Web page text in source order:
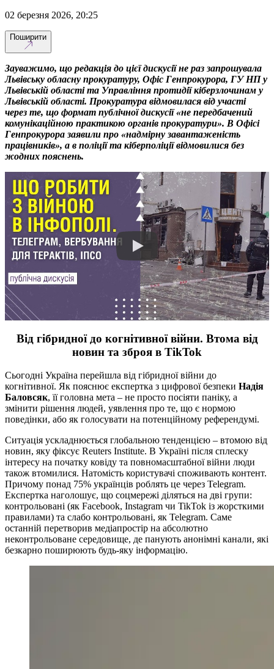
02 березня 2026, 20:25
Поширити
Зауважимо, що редакція до цієї дискусії не раз запрошувала
Львівську обласну прокуратуру, Офіс Генпрокурора, ГУ НП у
Львівській області та Управління протидії кіберзлочинам у
Львівській області. Прокуратура відмовилася від участі
через те, що формат публічної дискусії «не передбачений
комунікаційною практикою органів прокуратури». В Офісі
Генпрокурора заявили про «надмірну завантаженість
працівників», а в поліції та кіберполіції відмовилися без
жодних пояснень.
Від гібридної до когнітивної війни. Втома від
новин та зброя в TikTok
Сьогодні Україна перейшла від гібридної війни до
когнітивної. Як пояснює експертка з цифрової безпеки Надія
Баловсяк, її головна мета – не просто посіяти паніку, а
змінити рішення людей, уявлення про те, що є нормою
поведінки, або як голосувати на потенційному референдумі.
Ситуація ускладнюється глобальною тенденцією – втомою від
новин, яку фіксує Reuters Institute. В Україні після сплеску
інтересу на початку ковіду та повномасштабної війни люди
також втомилися. Натомість користувачі споживають контент.
Причому понад 75% українців роблять це через Telegram.
Експертка наголошує, що соцмережі діляться на дві групи:
контрольовані (як Facebook, Instagram чи TikTok із жорсткими
правилами) та слабо контрольовані, як Telegram. Саме
останній перетворив медіапростір на абсолютно
неконтрольоване середовище, де панують анонімні канали, які
безкарно поширюють будь-яку інформацію.